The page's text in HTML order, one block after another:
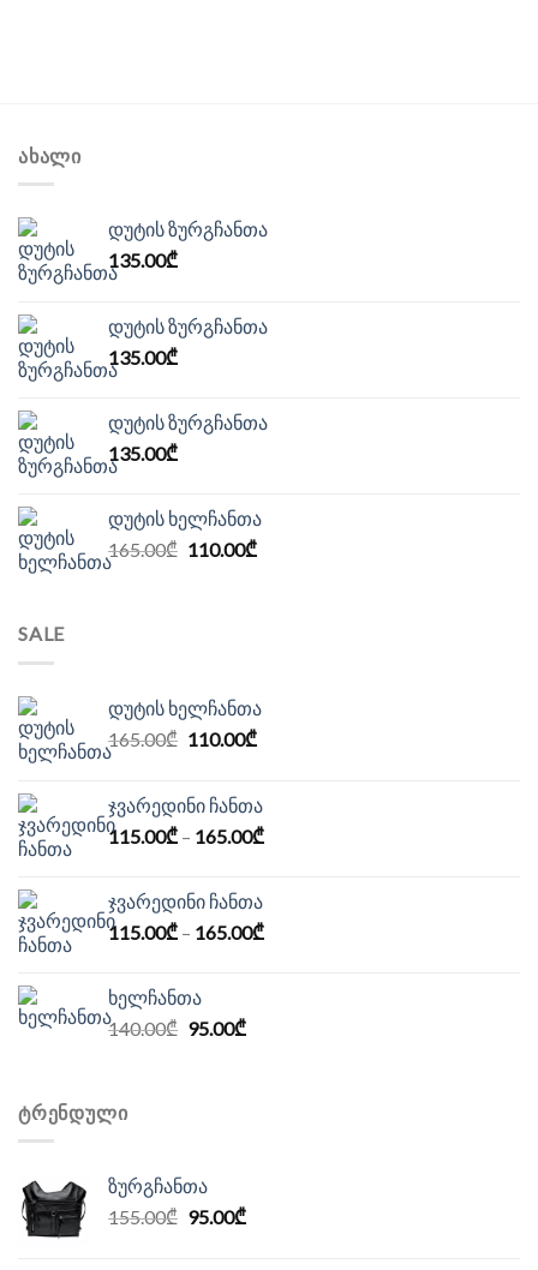
ᲐᲮᲐᲚᲘ
დუტის ზურგჩანთა
135.00₾
დუტის ზურგჩანთა
135.00₾
დუტის ზურგჩანთა
135.00₾
დუტის ხელჩანთა
165.00₾ Original
110.00₾Current
SALE
დუტის ხელჩანთა
165.00₾ Original
165.00₾.
110.00₾Current
110.00₾.
ჯვარედინი ჩანთა
115.00₾ – 165.00₾
ჯვარედინი ჩანთა
115.00₾ – 165.00₾
ხელჩანთა
140.00₾ Original
95.00₾Current
ᲢᲠᲔᲜᲓᲣᲚᲘ
ზურგჩანთა
155.00₾ Original
95.00₾Current